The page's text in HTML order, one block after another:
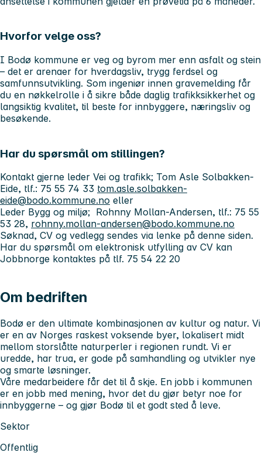
Hvorfor velge oss?
I Bodø kommune er veg og byrom mer enn asfalt og stein
– det er arenaer for hverdagsliv, trygg ferdsel og
samfunnsutvikling. Som ingeniør innen gravemelding får
du en nøkkelrolle i å sikre både daglig trafikksikkerhet og
langsiktig kvalitet, til beste for innbyggere, næringsliv og
besøkende.
Har du spørsmål om stillingen?
Kontakt gjerne leder Vei og trafikk; Tom Asle Solbakken-
Eide, tlf.: 75 55 74 33 tom.asle.solbakken-
eide@bodo.kommune.no eller
Leder Bygg og miljø; Rohnny Mollan-Andersen, tlf.: 75 55
53 28, rohnny.mollan-andersen@bodo.kommune.no
Søknad, CV og vedlegg sendes via lenke på denne siden.
Har du spørsmål om elektronisk utfylling av CV kan
Jobbnorge kontaktes på tlf. 75 54 22 20
Om bedriften
Bodø er den ultimate kombinasjonen av kultur og natur. Vi
er en av Norges raskest voksende byer, lokalisert midt
mellom storslåtte naturperler i regionen rundt. Vi er
uredde, har trua, er gode på samhandling og utvikler nye
og smarte løsninger.
Våre medarbeidere får det til å skje. En jobb i kommunen
er en jobb med mening, hvor det du gjør betyr noe for
innbyggerne – og gjør Bodø til et godt sted å leve.
Sektor
Offentlig